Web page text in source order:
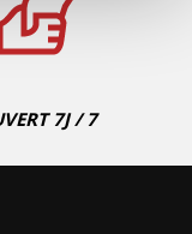
puissant,
de carburant
urbaines et
déplacement.
7J / 7